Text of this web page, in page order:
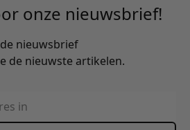
onze nieuwsbrief!
nieuwsbrief
de nieuwste artikelen.